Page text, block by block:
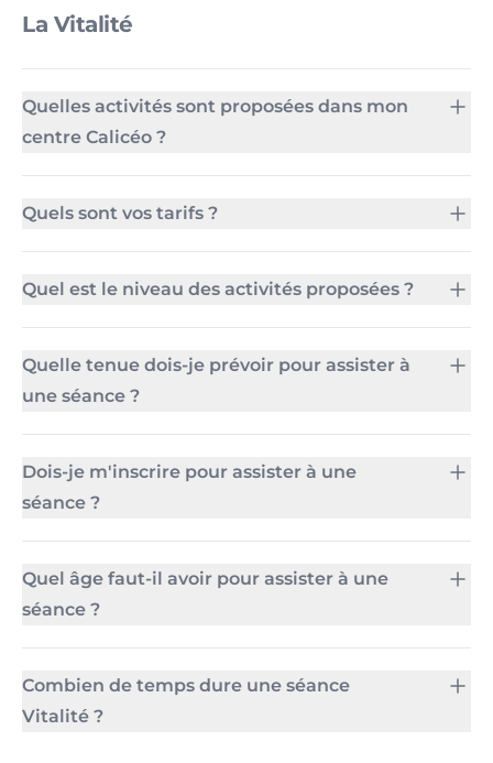
La Vitalité
Quelles activités sont proposées dans mon
centre Calicéo ?
Quels sont vos tarifs ?
Quel est le niveau des activités proposées ?
Quelle tenue dois-je prévoir pour assister à
une séance ?
Dois-je m'inscrire pour assister à une
séance ?
Quel âge faut-il avoir pour assister à une
séance ?
Combien de temps dure une séance
Vitalité ?